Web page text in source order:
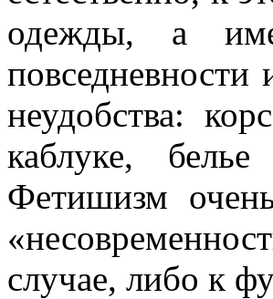
одежды, а
повседневности
неудобства:
каблуке,
Фетишизм
случае, либо к